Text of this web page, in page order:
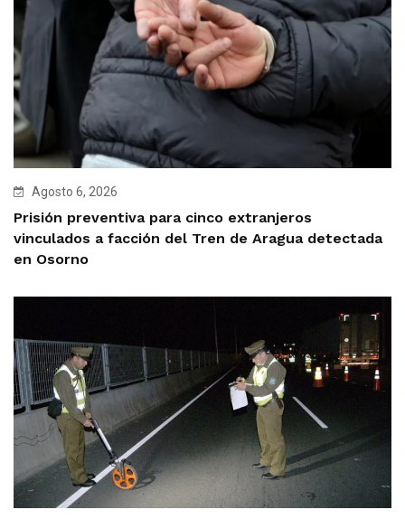
Agosto 6, 2026
Prisión preventiva para cinco extranjeros
vinculados a facción del Tren de Aragua detectada
en Osorno